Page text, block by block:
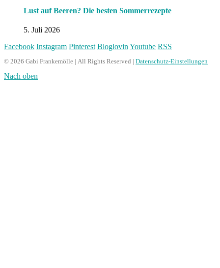
Lust auf Beeren? Die besten Sommerrezepte
5. Juli 2026
Facebook Instagram Pinterest Bloglovin Youtube RSS
© 2026 Gabi Frankemölle | All Rights Reserved | Datenschutz-Einstellungen
Nach oben